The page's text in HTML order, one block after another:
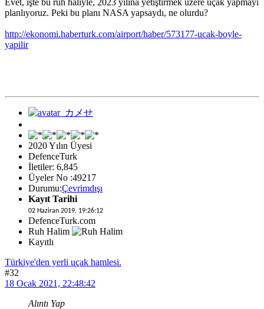
planlıyoruz. Peki bu planı NASA yapsaydı, ne olurdu?
http://ekonomi.haberturk.com/airport/haber/573177-ucak-boyle-
yapilir
2020 Yılın Üyesi
DefenceTurk
İletiler: 6,845
Üyeler No :49217
Durumu:Çevrimdışı
Kayıt Tarihi
02 Haziran 2019, 19:26:12
DefenceTurk.com
Ruh Halim
Kayıtlı
Türkiye'den yerli uçak hamlesi.
#32
18 Ocak 2021, 22:48:42
Alıntı Yap